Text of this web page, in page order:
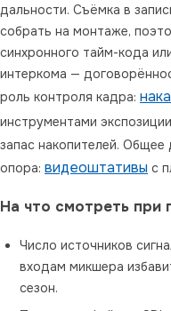
дальности. Съёмка в
собрать на монтаже,
синхронного тайм-кода
интеркома —
роль контроля кадра:
инструментами
запас накопителей.
опора: видеоштативы с
На что смотреть при
Число источников
входам микшера
сезон.